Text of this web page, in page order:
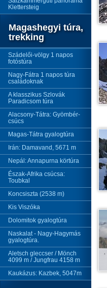
Klettersteig
Magashegyi túra,
trekking
Szádelői-völgy 1 napos
fotóstúra
Nagy-Fátra 1 napos túra
családoknak
A klasszikus Szlovák
Paradicsom túra
Alacsony-Tátra: Gyömbér-
csúcs
Magas-Tátra gyalogtúra
Irán: Damavand, 5671 m
Nepál: Annapurna körtúra
Észak-Afrika csúcsa:
Toubkal
Koncsiszta (2538 m)
Kis Viszóka
Dolomitok gyalogtúra
Naskalat - Nagy-Hagymás
gyalogtúra.
Aletsch gleccser / Mönch
4099 m / Jungfrau 4158 m
Kaukázus: Kazbek, 5047m